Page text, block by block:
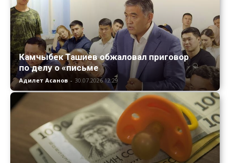
Камчыбек Ташиев обжаловал приговор
по делу о «письме
Адилет Асанов - 30.07.2026 12:29